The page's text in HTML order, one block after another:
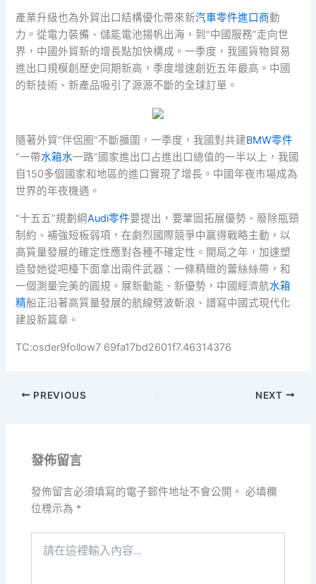
產業升級也為外貿出口結構優化帶來新汽車零件進口商動
力。從電力裝備、儲能電池揚帆出海，到“中國服務”走向世
界，中國外貿新的增長點加快構成。一季度，我國貨物貿易
進出口規模創歷史同期新高，季度增速創近五年最高。中國
的新技術、新產品吸引了源源不斷的全球訂單。
隨著外貿“伴侶圈”不斷擴圍，一季度，我國對共建BMW零件
“一帶水箱水一路”國家進出口占進出口總值的一半以上，我國
自150多個國家和地區的進口實現了增長。中國年夜市場成為
世界的年夜機遇。
“十五五”規劃綱Audi零件要提出，要鞏固拓展優勢、廢除瓶頸
制約、補強短板弱項，在劇烈國際競爭中贏得戰略主動，以
高質量發展的確定性應對各種不確定性。開局之年，加速塑
造發她從吧檯下面拿出兩件武器：一條精緻的蕾絲絲帶，和
一個測量完美的圓規。展新動能、新優勢，中國經濟航水箱
精船正沿著高質量發展的航線劈波斬浪、譜寫中國式現代化
建設新篇章。
TC:osder9follow7 69fa17bd2601f7.46314376
PREVIOUS NEXT
發佈留言
發佈留言必須填寫的電子郵件地址不會公開。 必填欄
位標示為 *